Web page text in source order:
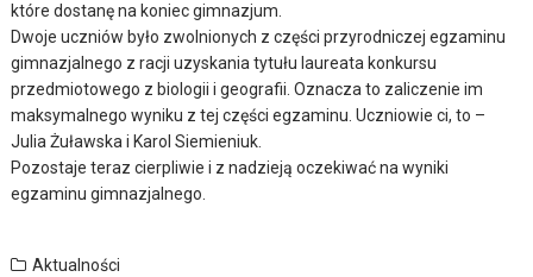
które dostanę na koniec gimnazjum.
Dwoje uczniów było zwolnionych z części przyrodniczej egzaminu
gimnazjalnego z racji uzyskania tytułu laureata konkursu
przedmiotowego z biologii i geografii. Oznacza to zaliczenie im
maksymalnego wyniku z tej części egzaminu. Uczniowie ci, to –
Julia Żuławska i Karol Siemieniuk.
Pozostaje teraz cierpliwie i z nadzieją oczekiwać na wyniki
egzaminu gimnazjalnego.
Aktualności